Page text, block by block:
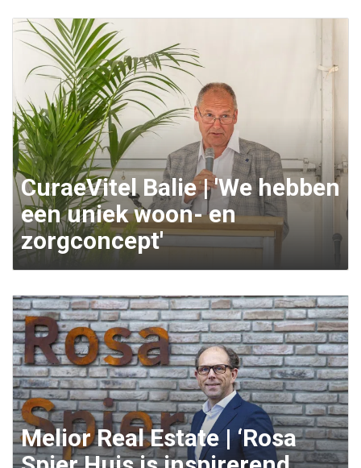
CuraeVitel Balie | 'We hebben
een uniek woon- en
zorgconcept'
Melior Real Estate | ‘Rosa